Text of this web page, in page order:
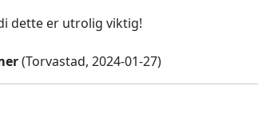
dette er utrolig viktig!
(Torvastad, 2024-01-27)